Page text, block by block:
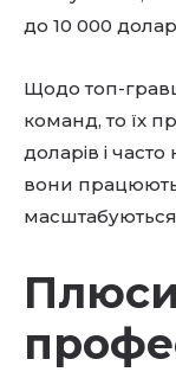
до 10 000
Щодо топ-
команд, то їх
доларів і
вони
масштабуються